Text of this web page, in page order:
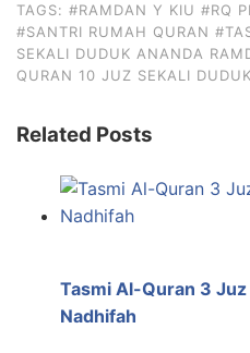
TAGS: #RAMDAN Y KIU #RQ
#SANTRI RUMAH QURAN
SEKALI DUDUK ANANDA
QURAN 10 JUZ SEKALI DUDUK
Related Posts
Tasmi Al-Quran 3
Nadhifah